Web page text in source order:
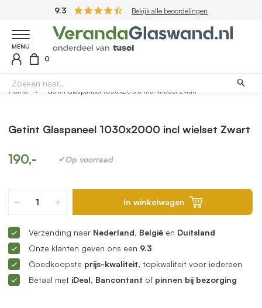
9.3 Bekijk alle beoordelingen
MENU
0
Home Getint Glaspaneel 1030x2000 incl wielset Zwart
Getint Glaspaneel 1030x2000 incl wielset Zwart
190,- Op voorraad
In winkelwagen
Verzending naar Nederland, België en Duitsland
Onze klanten geven ons een 9.3
Goedkoopste prijs-kwaliteit, topkwaliteit voor iedereen
Betaal met iDeal, Bancontant of pinnen bij bezorging